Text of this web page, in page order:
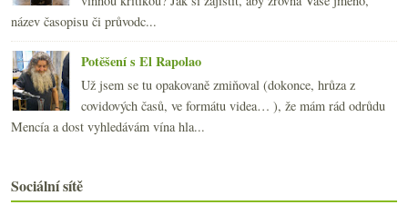
název časopisu či průvodc...
Potěšení s El Rapolao
Už jsem se tu opakovaně zmiňoval (dokonce, hrůza z
covidových časů, ve formátu videa… ), že mám rád odrůdu
Mencía a dost vyhledávám vína hla...
Sociální sítě